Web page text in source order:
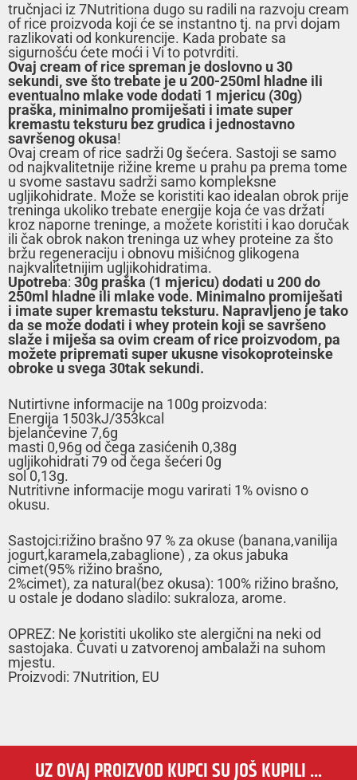
tručnjaci iz 7Nutritiona dugo su radili na razvoju cream
of rice proizvoda koji će se instantno tj. na prvi dojam
razlikovati od konkurencije. Kada probate sa
sigurnošću ćete moći i Vi to potvrditi.
Ovaj cream of rice spreman je doslovno u 30
sekundi, sve što trebate je u 200-250ml hladne ili
eventualno mlake vode dodati 1 mjericu (30g)
praška, minimalno promiješati i imate super
kremastu teksturu bez grudica i jednostavno
savršenog okusa!
Ovaj cream of rice sadrži 0g šećera. Sastoji se samo
od najkvalitetnije rižine kreme u prahu pa prema tome
u svome sastavu sadrži samo kompleksne
ugljikohidrate. Može se koristiti kao idealan obrok prije
treninga ukoliko trebate energije koja će vas držati
kroz naporne treninge, a možete koristiti i kao doručak
ili čak obrok nakon treninga uz whey proteine za što
bržu regeneraciju i obnovu mišićnog glikogena
najkvalitetnijim ugljikohidratima.
Upotreba: 30g praška (1 mjericu) dodati u 200 do
250ml hladne ili mlake vode. Minimalno promiješati
i imate super kremastu teksturu. Napravljeno je tako
da se može dodati i whey protein koji se savršeno
slaže i miješa sa ovim cream of rice proizvodom, pa
možete pripremati super ukusne visokoproteinske
obroke u svega 30tak sekundi.
Nutirtivne informacije na 100g proizvoda:
Energija 1503kJ/353kcal
bjelančevine 7,6g
masti 0,96g od čega zasićenih 0,38g
ugljikohidrati 79 od čega šećeri 0g
sol 0,13g.
Nutritivne informacije mogu varirati 1% ovisno o
okusu.
Sastojci:rižino brašno 97 % za okuse (banana,vanilija
jogurt,karamela,zabaglione) , za okus jabuka
cimet(95% rižino brašno,
2%cimet), za natural(bez okusa): 100% rižino brašno,
u ostale je dodano sladilo: sukraloza, arome.
OPREZ: Ne koristiti ukoliko ste alergični na neki od
sastojaka. Čuvati u zatvorenoj ambalaži na suhom
mjestu.
Proizvodi: 7Nutrition, EU
UZ OVAJ PROIZVOD KUPCI SU JOŠ KUPILI ...